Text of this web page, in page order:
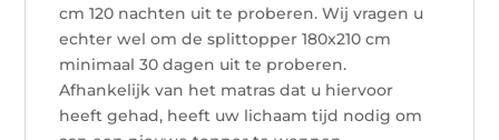
cm 120 nachten uit te proberen. Wij vragen u
echter wel om de splittopper 180x210 cm
minimaal 30 dagen uit te proberen.
Afhankelijk van het matras dat u hiervoor
heeft gehad, heeft uw lichaam tijd nodig om